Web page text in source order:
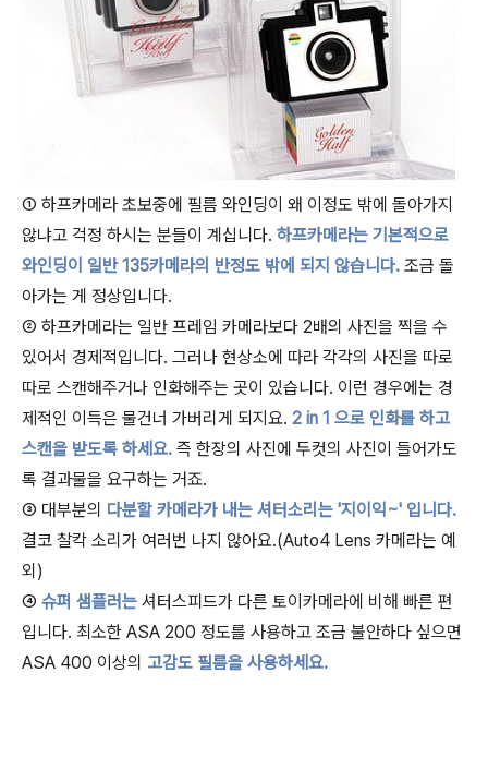
① 하프카메라 초보중에 필름 와인딩이 왜 이정도 밖에 돌아가지
않냐고 걱정 하시는 분들이 계십니다. 하프카메라는 기본적으로
와인딩이 일반 135카메라의 반정도 밖에 되지 않습니다. 조금 돌
아가는 게 정상입니다.
② 하프카메라는 일반 프레임 카메라보다 2배의 사진을 찍을 수
있어서 경제적입니다. 그러나 현상소에 따라 각각의 사진을 따로
따로 스캔해주거나 인화해주는 곳이 있습니다. 이런 경우에는 경
제적인 이득은 물건너 가버리게 되지요. 2 in 1 으로 인화를 하고
스캔을 받도록 하세요. 즉 한장의 사진에 두컷의 사진이 들어가도
록 결과물을 요구하는 거죠.
③ 대부분의 다분할 카메라가 내는 셔터소리는 '지이익~' 입니다.
결코 찰칵 소리가 여러번 나지 않아요.(Auto4 Lens 카메라는 예
외)
④ 슈퍼 샘플러는 셔터스피드가 다른 토이카메라에 비해 빠른 편
입니다. 최소한 ASA 200 정도를 사용하고 조금 불안하다 싶으면
ASA 400 이상의 고감도 필름을 사용하세요.